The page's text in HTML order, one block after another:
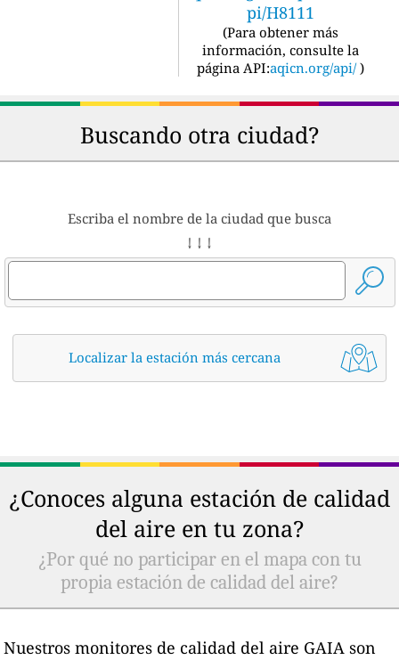
pi/H8111
(Para obtener más
información, consulte la
página API:aqicn.org/api/ )
Buscando otra ciudad?
Escriba el nombre de la ciudad que busca
↓ ↓ ↓
Localizar la estación más cercana
¿Conoces alguna estación de calidad
del aire en tu zona?
¿Por qué no participar en el mapa con tu
propia estación de calidad del aire?
Nuestros monitores de calidad del aire GAIA son